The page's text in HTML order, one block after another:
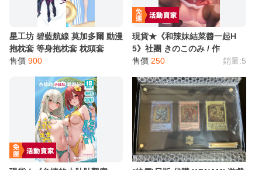
星工坊 碧藍航線 莫加多爾 動漫
抱枕套 等身抱枕套 枕頭套
售價 900
現貨★《和辣妹結菜醬一起H
5》社團 きのこのみ / 作
者:konomi R18 中文 無修正
售價 250 銷量:5